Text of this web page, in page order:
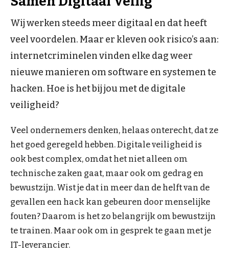
Wij werken steeds meer digitaal en dat heeft
veel voordelen. Maar er kleven ook risico’s aan:
internetcriminelen vinden elke dag weer
nieuwe manieren om software en systemen te
hacken. Hoe is het bij jou met de digitale
veiligheid?
Veel ondernemers denken, helaas onterecht, dat ze
het goed geregeld hebben. Digitale veiligheid is
ook best complex, omdat het niet alleen om
technische zaken gaat, maar ook om gedrag en
bewustzijn. Wist je dat in meer dan de helft van de
gevallen een hack kan gebeuren door menselijke
fouten? Daarom is het zo belangrijk om bewustzijn
te trainen. Maar ook om in gesprek te gaan met je
IT-leverancier.